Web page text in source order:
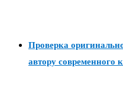
Проверка
автору современного